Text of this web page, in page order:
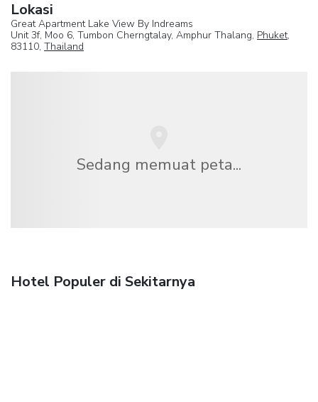
Lokasi
Great Apartment Lake View By Indreams
Unit 3f, Moo 6, Tumbon Cherngtalay, Amphur Thalang, Phuket,
83110, Thailand
Sedang memuat peta...
Hotel Populer di Sekitarnya